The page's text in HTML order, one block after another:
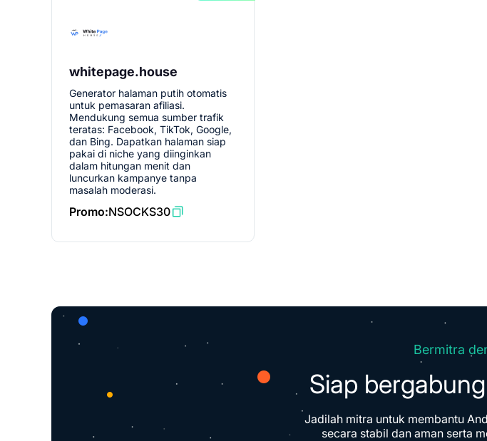
whitepage.house
Generator halaman putih otomatis
untuk pemasaran afiliasi.
Mendukung semua sumber trafik
teratas: Facebook, TikTok, Google,
dan Bing. Dapatkan halaman siap
pakai di niche yang diinginkan
dalam hitungan menit dan
luncurkan kampanye tanpa
masalah moderasi.
Promo:NSOCKS30
Bermitra
Siap
Jadilah mitra untuk membantu
secara stabil dan aman serta